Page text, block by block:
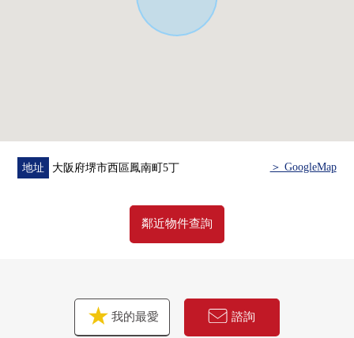
・誘惑物翅膀 步行8分鐘(約620m)
・ario鳳 步行14分鐘(約1100m)
地址 大阪府堺市西區鳳南町5丁 ＞ GoogleMap
鄰近物件查詢
我的最愛 諮詢